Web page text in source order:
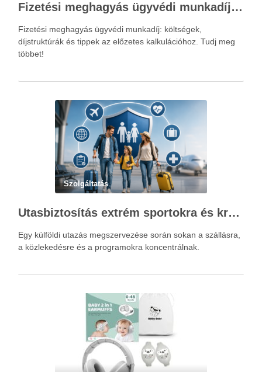
Fizetési meghagyás ügyvédi munkadíja: teljes költségvetési útmutató
Fizetési meghagyás ügyvédi munkadíj: költségek,
díjstruktúrák és tippek az előzetes kalkulációhoz. Tudj meg
többet!
Szolgáltatás
Utasbiztosítás extrém sportokra és krónikus betegségek esetén: mire figyelj utazás előtt?
Egy külföldi utazás megszervezése során sokan a szállásra,
a közlekedésre és a programokra koncentrálnak.